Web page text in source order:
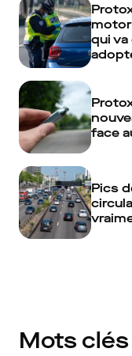
qui va
face
Pics
Mots